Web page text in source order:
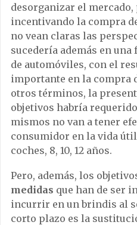
desorganizar el
incentivando la compra
no vean claras las
sucedería además en
de automóviles, con el
importante en la compra
otros términos, la
objetivos habría
mismos no van a tener
consumidor en la vida
coches, 8, 10, 12 años.
Pero, además, los
medidas que han de ser
incurrir en un brindis al
corto plazo es la